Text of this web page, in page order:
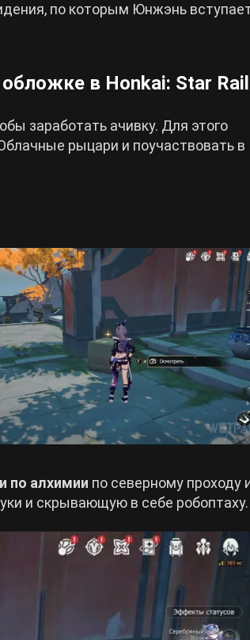
по которым Юнжэнь
в Honkai: Star Rail
заработать ачивку. Для этого
рыцари и поучаствовать в
по алхимии по северному проходу
и скрывающую в себе робоптаху.